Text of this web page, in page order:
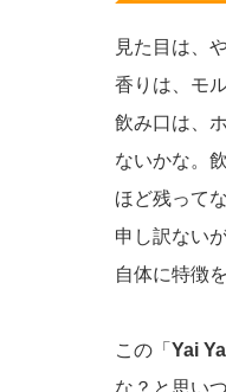
見た目は、
香りは、モ
飲み口は、
ないかな。
ほど残って
申し訳ない
自体に特徴
この「 Yai
な？と思い